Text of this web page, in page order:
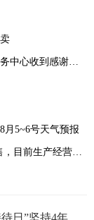
心收到感谢锦旗
月5~6号天气预报
年产能为30万套减速器
日”坚持4年